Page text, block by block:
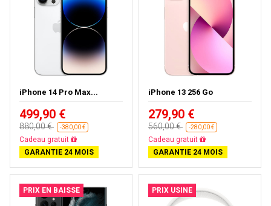
iPhone 14 Pro Max...
499,90 €
880,00 € -380,00 €
Cadeau gratuit
GARANTIE 24 MOIS
iPhone 13 256 Go
279,90 €
560,00 € -280,00 €
Cadeau gratuit
GARANTIE 24 MOIS
PRIX EN BAISSE PRIX USINE